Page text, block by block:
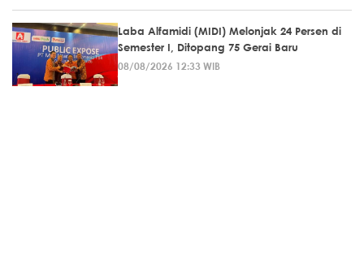
Laba Alfamidi (MIDI) Melonjak 24 Persen di
Semester I, Ditopang 75 Gerai Baru
08/08/2026 12:33 WIB